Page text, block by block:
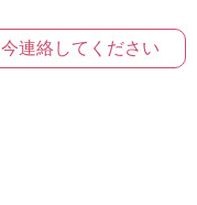
今連絡してください